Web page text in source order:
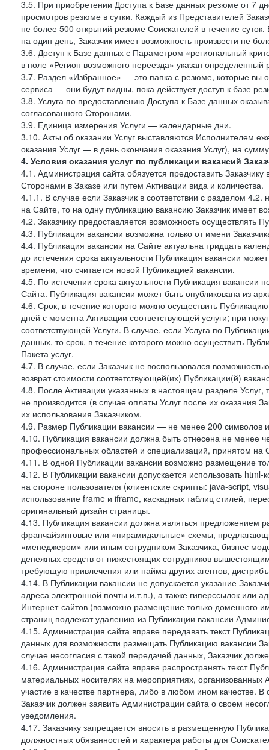
3.5. При приобретении Доступа к Базе данных резюме от 7
просмотров резюме в сутки. Каждый из Представителей
не более 500 открытий резюме Соискателей в течение
на один день, Заказчик имеет возможность произвести не
3.6. Доступ к Базе данных с Параметром «региональный
в поле «Регион возможного переезда» указан определенный
3.7. Раздел «Избранное» — это папка с резюме, которые вы
сервиса — они будут видны, пока действует доступ к базе
3.8. Услуга по предоставлению Доступа к Базе данных
согласованного Сторонами.
3.9. Единица измерения Услуги — календарные дни.
3.10. Акты об оказании Услуг выставляются Исполнителем
оказания Услуг — в день окончания оказания Услуг), на
4. Условия оказания услуг по публикации вакансий
4.1. Администрация сайта обязуется предоставить
Сторонами в Заказе или путем Активации вида и количества.
4.1.1. В случае если Заказчик в соответствии с разделом
на Сайте, то на одну публикацию вакансию Заказчик имеет
4.2. Заказчику предоставляется возможность осуществлять
4.3. Публикация вакансии возможна только от имени
4.4. Публикация вакансии на Сайте актуальна тридцать
до истечения срока актуальности Публикация вакансии
времени, что считается новой Публикацией вакансии.
4.5. По истечении срока актуальности Публикация
Сайта. Публикация вакансии может быть опубликована из
4.6. Срок, в течение которого можно осуществить
дней с момента Активации соответствующей услуги; при
соответствующей Услуги. В случае, если Услуга по
данных, то срок, в течение которого можно осуществить
Пакета услуг.
4.7. В случае, если Заказчик не воспользовался
возврат стоимости соответствующей(их) Публикации(й)
4.8. После Активации указанных в настоящем разделе Услуг,
не производится (в случае оплаты Услуг после их оказания
их использования Заказчиком.
4.9. Размер Публикации вакансии — не менее 200 символов
4.10. Публикация вакансии должна быть отнесена не менее
профессиональных областей и специализаций, принятом на
4.11. В одной Публикации вакансии возможно размещение
4.12. В Публикации вакансии допускается использовать
на стороне пользователя (клиентские скрипты: java-script,
использование frame и iframe, каскадных таблиц стилей,
оригинальный дизайн страницы.
4.13. Публикация вакансии должна являться
франчайзинговые или «пирамидальные» схемы,
«менеджером» или иным сотрудником Заказчика, бизнес
денежных средств от нижестоящих сотрудников
требующую привлечения или найма других агентов,
4.14. В Публикации вакансии не допускается указание
адреса электронной почты и.т.п.), а также гиперссылок или
Интернет-сайтов (возможно размещение только доменного
страниц подлежат удалению из Публикации вакансии
4.15. Администрация сайта вправе передавать текст
данных для возможности размещать Публикацию вакансии
случае несогласия с такой передачей данных, Заказчик
4.16. Администрация сайта вправе распространять текст
материальных носителях на мероприятиях,
участие в качестве партнера, либо в любом ином качестве.
Заказчик должен заявить Администрации сайта о своем
уведомления.
4.17. Заказчику запрещается вносить в размещенную
должностных обязанностей и характера работы для